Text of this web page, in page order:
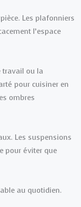
Les plafonniers
l’espace
travail ou la
pour cuisiner en
ombres
Les suspensions
pour éviter que
au quotidien.